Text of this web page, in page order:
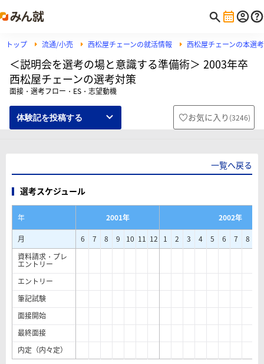
トップ 流通/小売 西松屋チェーンの就活情報 西松屋チェーンの本選
＜説明会を選考の場と意識する準備術＞ 2003年卒
西松屋チェーンの選考対策
面接・選考フロー・ES・志望動機
体験記を投稿する お気に入り (3246)
一覧へ戻る
選考スケジュール
年 2001年
2002年
月
6 7 8 9 10 11 12 1 2 3 4 5 6 7 8
資料請求・プレ
エントリー
エントリー
筆記試験
面接開始
最終面接
内定（内々定）